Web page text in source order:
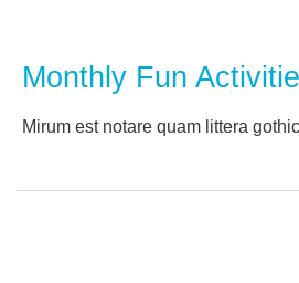
Monthly Fun
Мirum est notare quam littera